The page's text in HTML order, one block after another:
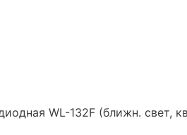
WL-132F (ближн. свет,